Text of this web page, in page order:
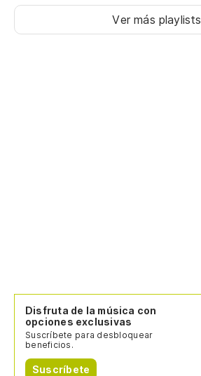
Ver más playlists
Disfruta de la música con
opciones exclusivas
Suscríbete para desbloquear
beneficios.
Suscríbete